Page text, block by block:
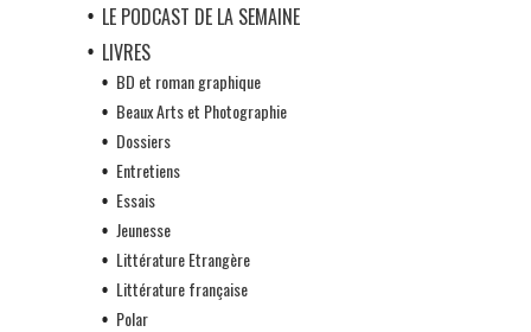
LE PODCAST DE LA SEMAINE
LIVRES
BD et roman graphique
Beaux Arts et Photographie
Dossiers
Entretiens
Essais
Jeunesse
Littérature Etrangère
Littérature française
Polar